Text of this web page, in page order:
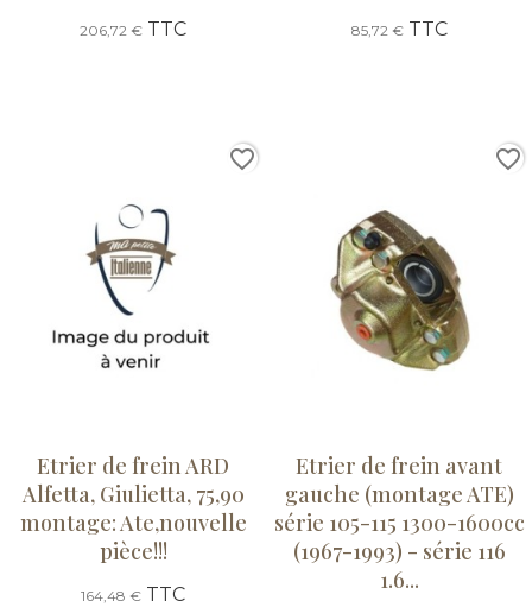
206,72 € TTC 85,72 €TTC
Etrier de frein ARD
Alfetta, Giulietta, 75,90
montage: Ate,nouvelle
pièce!!!
164,48 € TTC
favorite_border
Etrier de frein avant
gauche (montage ATE)
série 105-115 1300-1600cc
(1967-1993) - série 116
1.6...
favorite_border